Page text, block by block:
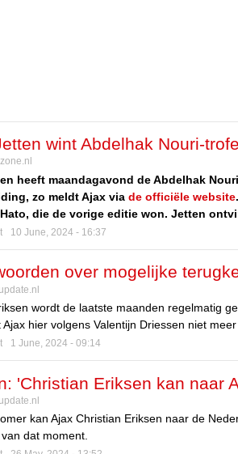
wint Abdelhak Nouri-
heeft maandagavond de Abdelhak
zo meldt Ajax via de officiële website
die de vorige editie won. Jetten
10 June, 2024 - 16:37
over mogelijke
nog te zoeken?’
wordt de laatste maanden regelmatig
hier volgens Valentijn Driessen niet meer
1 June, 2024 - 09:14
'Christian Eriksen kan naar
kan Ajax Christian Eriksen naar de
dat moment.